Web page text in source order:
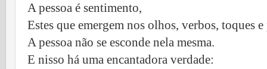
A pessoa é sentimento,
Estes que emergem nos olhos, verbos, toques e
A pessoa não se esconde nela mesma.
E nisso há uma encantadora verdade: